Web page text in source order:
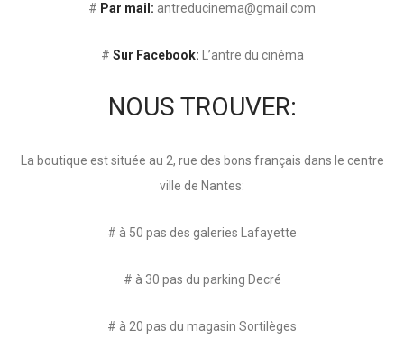
# Par mail: antreducinema@gmail.com
# Sur Facebook: L’antre du cinéma
NOUS TROUVER:
La boutique est située au 2, rue des bons français dans le centre
ville de Nantes:
# à 50 pas des galeries Lafayette
# à 30 pas du parking Decré
# à 20 pas du magasin Sortilèges